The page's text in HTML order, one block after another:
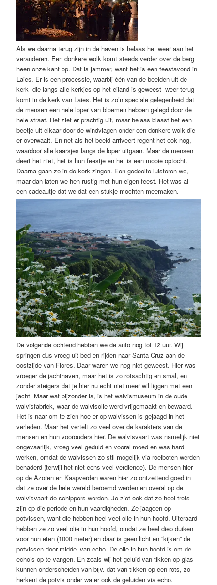
Als we daarna terug zijn in de haven is helaas het weer aan het
veranderen. Een donkere wolk komt steeds verder over de berg
heen onze kant op. Dat is jammer, want het is een feestavond in
Laies. Er is een processie, waarbij één van de beelden uit de
kerk -die langs alle kerkjes op het eiland is geweest- weer terug
komt in de kerk van Laies. Het is zo’n speciale gelegenheid dat
de mensen een hele loper van bloemen hebben gelegd door de
hele straat. Het ziet er prachtig uit, maar helaas blaast het een
beetje uit elkaar door de windvlagen onder een donkere wolk die
er overwaait. En net als het beeld arriveert regent het ook nog,
waardoor alle kaarsjes langs de loper uitgaan. Maar de mensen
deert het niet, het is hun feestje en het is een mooie optocht.
Daarna gaan ze in de kerk zingen. Een gedeelte luisteren we,
maar dan laten we hen rustig met hun eigen feest. Het was al
een cadeautje dat we dat een stukje mochten meemaken.
De volgende ochtend hebben we de auto nog tot 12 uur. Wij
springen dus vroeg uit bed en rijden naar Santa Cruz aan de
oostzijde van Flores. Daar waren we nog niet geweest. Hier was
vroeger de jachthaven, maar het is zo rotsachtig en smal, en
zonder steigers dat je hier nu echt niet meer wil liggen met een
jacht. Maar wat bijzonder is, is het walvismuseum in de oude
walvisfabriek, waar de walvisolie werd vrijgemaakt en bewaard.
Het is naar om te zien hoe er op walvissen is gejaagd in het
verleden. Maar het vertelt zo veel over de karakters van de
mensen en hun voorouders hier. De walvisvaart was namelijk niet
ongevaarlijk, vroeg veel geduld en vooral moed en was hard
werken, omdat de walvissen zo stil mogelijk via roeiboten werden
benaderd (terwijl het niet eens veel verdiende). De mensen hier
op de Azoren en Kaapverden waren hier zo ontzettend goed in
dat ze over de hele wereld beroemd werden en overal op de
walvisvaart de schippers werden. Je ziet ook dat ze heel trots
zijn op die periode en hun vaardigheden. Ze jaagden op
potvissen, want die hebben heel veel olie in hun hoofd. Uiteraard
hebben ze zo veel olie in hun hoofd, omdat ze heel diep duiken
voor hun eten (1000 meter) en daar is geen licht en “kijken” de
potvissen door middel van echo. De olie in hun hoofd is om de
echo’s op te vangen. En zoals wij het geluid van tikken op glas
kunnen onderscheiden van bijv. dat van tikken op een rots, zo
herkent de potvis onder water ook de geluiden via echo.